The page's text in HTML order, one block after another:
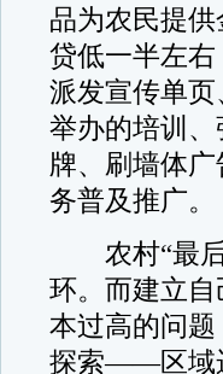
品为农民提
贷低一半左
派发宣传单
举办的培训
牌、刷墙体
务普及推广。
农村“最后
环。而建立
本过高的问
探索——区域